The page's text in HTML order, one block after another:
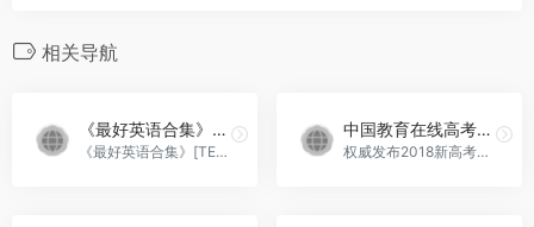
相关导航
《最好英语合集》[TED-ED 700集]
《最好英语合集》[TED-ED 700集] 刷一遍绝对能让你英语口语起飞！带字幕文件
中国教育在线高考服务平台
权威发布2018新高考信息、2018高考志愿填报指导、2018高考政策、高考分数线、高考录取人数、高考真题、高考查分信息、高考作文、高校招生名单；设有艺术高考、民办高校、高...，中国教育在线高考服务平台官网入口网址